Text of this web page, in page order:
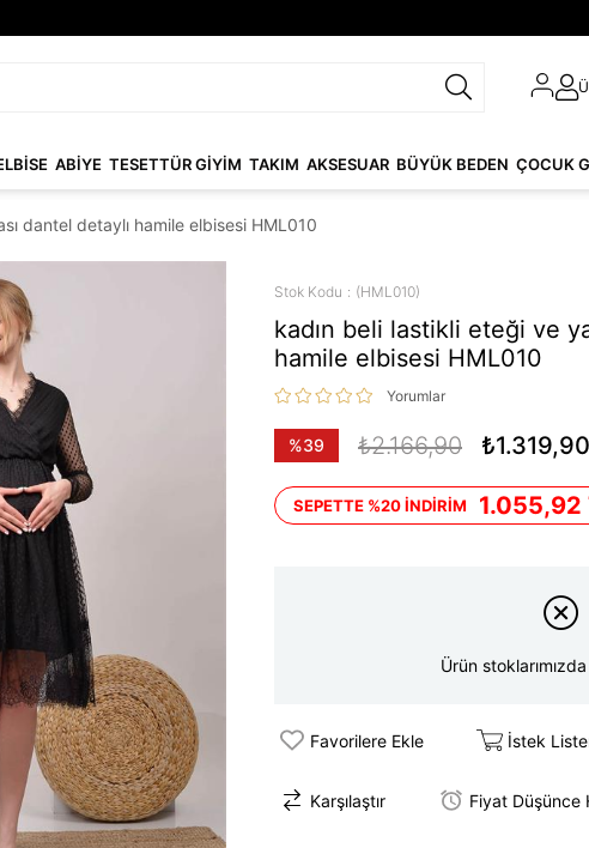
ABİYE TESETTÜR GİYİM TAKIM AKSESUAR BÜYÜK BEDEN ÇOCUK
dantel detaylı hamile elbisesi HML010
Stok Kodu (HML010)
kadın beli lastikli eteği ve
hamile elbisesi HML010
Yorumlar
%39
₺2.166,90 ₺1.319,90
SEPETTE %20 İNDİRİM 1.055,92
Ürün stoklarımızda
Favorilere Ekle İstek
Karşılaştır Fiyat Düşünce